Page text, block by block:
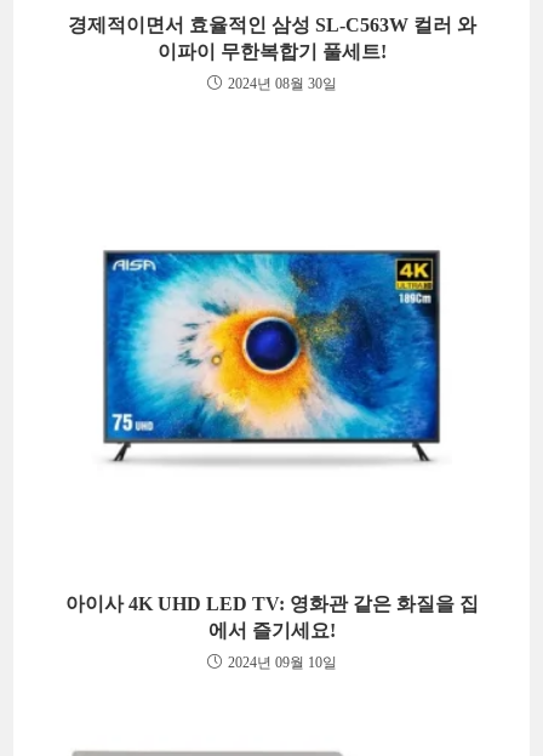
경제적이면서 효율적인 삼성 SL-C563W 컬러 와
이파이 무한복합기 풀세트!
2024년 08월 30일
아이사 4K UHD LED TV: 영화관 같은 화질을 집
에서 즐기세요!
2024년 09월 10일